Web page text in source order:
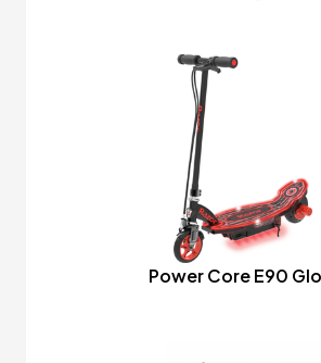
Power Core E90